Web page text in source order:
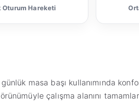
Oturum Hareketi
masa başı kullanımında
çalışma alanını